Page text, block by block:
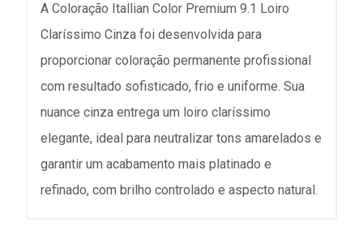
A Coloração Itallian Color Premium 9.1 Loiro
Claríssimo Cinza foi desenvolvida para
proporcionar coloração permanente profissional
com resultado sofisticado, frio e uniforme. Sua
nuance cinza entrega um loiro claríssimo
elegante, ideal para neutralizar tons amarelados e
garantir um acabamento mais platinado e
refinado, com brilho controlado e aspecto natural.